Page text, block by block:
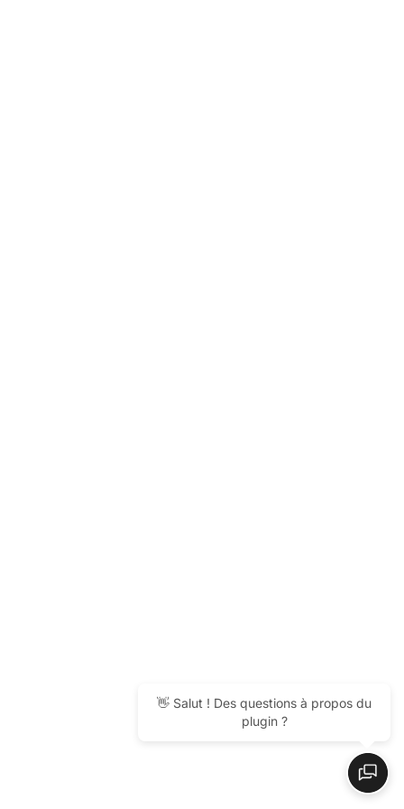
👋 Salut ! Des questions à propos du
plugin ?